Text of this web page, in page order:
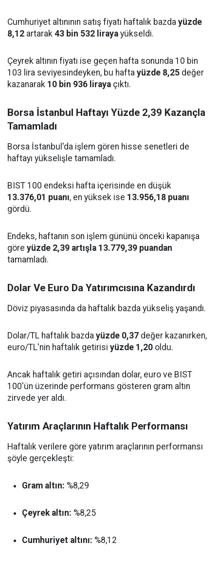
Cumhuriyet altınının satış fiyatı haftalık bazda yüzde
8,12 artarak 43 bin 532 liraya yükseldi.
Çeyrek altının fiyatı ise geçen hafta sonunda 10 bin
103 lira seviyesindeyken, bu hafta yüzde 8,25 değer
kazanarak 10 bin 936 liraya çıktı.
Borsa İstanbul Haftayı Yüzde 2,39 Kazançla
Tamamladı
Borsa İstanbul'da işlem gören hisse senetleri de
haftayı yükselişle tamamladı.
BIST 100 endeksi hafta içerisinde en düşük
13.376,01 puanı, en yüksek ise 13.956,18 puanı
gördü.
Endeks, haftanın son işlem gününü önceki kapanışa
göre yüzde 2,39 artışla 13.779,39 puandan
tamamladı.
Dolar Ve Euro Da Yatırımcısına Kazandırdı
Döviz piyasasında da haftalık bazda yükseliş yaşandı.
Dolar/TL haftalık bazda yüzde 0,37 değer kazanırken,
euro/TL'nin haftalık getirisi yüzde 1,20 oldu.
Ancak haftalık getiri açısından dolar, euro ve BIST
100'ün üzerinde performans gösteren gram altın
zirvede yer aldı.
Yatırım Araçlarının Haftalık Performansı
Haftalık verilere göre yatırım araçlarının performansı
şöyle gerçekleşti:
Gram altın: %8,29
Çeyrek altın: %8,25
Cumhuriyet altını: %8,12